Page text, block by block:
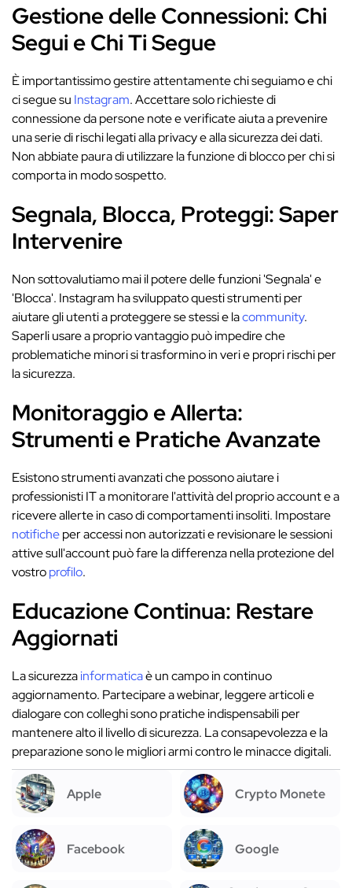
Gestione delle Connessioni: Chi
Segui e Chi Ti Segue
È importantissimo gestire attentamente chi seguiamo e chi
ci segue su Instagram. Accettare solo richieste di
connessione da persone note e verificate aiuta a prevenire
una serie di rischi legati alla privacy e alla sicurezza dei dati.
Non abbiate paura di utilizzare la funzione di blocco per chi si
comporta in modo sospetto.
Segnala, Blocca, Proteggi: Saper
Intervenire
Non sottovalutiamo mai il potere delle funzioni 'Segnala' e
'Blocca'. Instagram ha sviluppato questi strumenti per
aiutare gli utenti a proteggere se stessi e lacommunity.
Saperli usare a proprio vantaggio può impedire che
problematiche minori si trasformino in veri e propri rischi per
la sicurezza.
Monitoraggio e Allerta:
Strumenti e Pratiche Avanzate
Esistono strumenti avanzati che possono aiutare i
professionisti IT a monitorare l'attività del proprio account e a
ricevere allerte in caso di comportamenti insoliti. Impostare
notificheper accessi non autorizzati e revisionare le sessioni
attive sull'account può fare la differenza nella protezione del
vostroprofilo.
Educazione Continua: Restare
Aggiornati
La sicurezzainformaticaè un campo in continuo
aggiornamento. Partecipare a webinar, leggere articoli e
dialogare con colleghi sono pratiche indispensabili per
mantenere alto il livello di sicurezza. La consapevolezza e la
preparazione sono le migliori armi contro le minacce digitali.
Apple Crypto Monete
Facebook Google